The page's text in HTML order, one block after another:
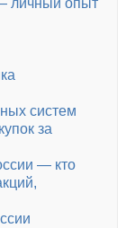
личный опыт
систем
за
— кто